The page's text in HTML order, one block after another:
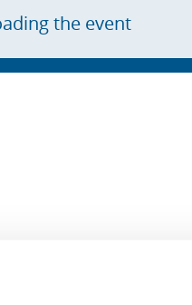
the event